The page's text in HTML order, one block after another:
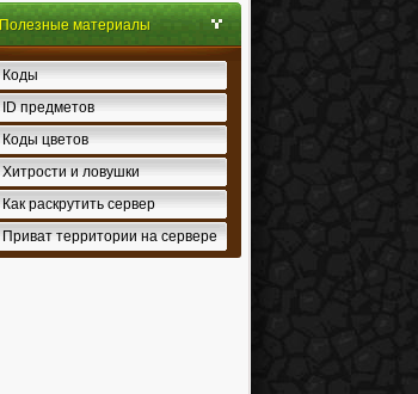
Полезные материалы
Коды
ID предметов
Коды цветов
Хитрости и ловушки
Как раскрутить сервер
Приват территории на сервере